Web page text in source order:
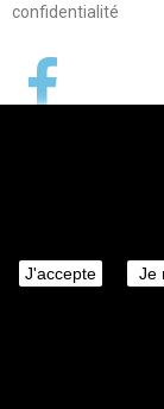
confidentialité
J'accepte Je